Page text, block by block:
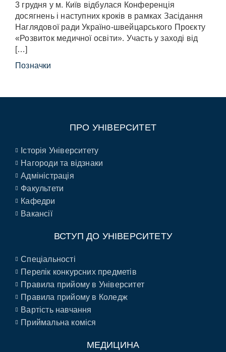
3 грудня у м. Київ відбулася Конференція
досягнень і наступних кроків в рамках Засідання
Наглядової ради Україно-швейцарського Проєкту
«Розвиток медичної освіти». Участь у заході від
[…]
Позначки
ПРО УНІВЕРСИТЕТ
Історія Університету
Нагороди та відзнаки
Адміністрація
Факультети
Кафедри
Вакансії
ВСТУП ДО УНІВЕРСИТЕТУ
Спеціальності
Перелік конкурсних предметів
Правила прийому в Університет
Правила прийому в Коледж
Вартість навчання
Приймальна коміся
МЕДИЦИНА